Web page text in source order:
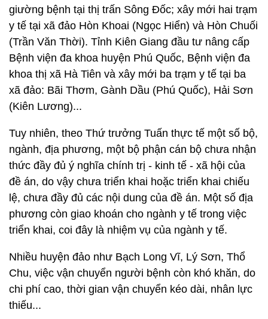
giường bệnh tại thị trấn Sông Đốc; xây mới hai trạm
y tế tại xã đảo Hòn Khoai (Ngọc Hiển) và Hòn Chuối
(Trần Văn Thời). Tỉnh Kiên Giang đầu tư nâng cấp
Bệnh viện đa khoa huyện Phú Quốc, Bệnh viện đa
khoa thị xã Hà Tiên và xây mới ba trạm y tế tại ba
xã đảo: Bãi Thơm, Gành Dầu (Phú Quốc), Hải Sơn
(Kiên Lương)...
Tuy nhiên, theo Thứ trưởng Tuấn thực tế một số bộ,
ngành, địa phương, một bộ phận cán bộ chưa nhận
thức đầy đủ ý nghĩa chính trị - kinh tế - xã hội của
đề án, do vậy chưa triển khai hoặc triển khai chiếu
lệ, chưa đầy đủ các nội dung của đề án. Một số địa
phương còn giao khoán cho ngành y tế trong việc
triển khai, coi đây là nhiệm vụ của ngành y tế.
Nhiều huyện đảo như Bạch Long Vĩ, Lý Sơn, Thổ
Chu, việc vận chuyển người bệnh còn khó khăn, do
chi phí cao, thời gian vận chuyển kéo dài, nhân lực
thiếu...